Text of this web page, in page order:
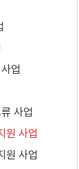
자 사용안내
정조 OR 정약용
업
사업
원 사업
원 사업